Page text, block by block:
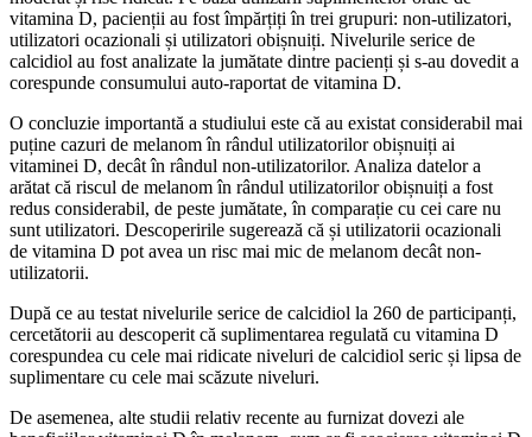
vitamina D, pacienții au fost împărțiți în trei grupuri: non-utilizatori,
utilizatori ocazionali și utilizatori obișnuiți. Nivelurile serice de
calcidiol au fost analizate la jumătate dintre pacienți și s-au dovedit a
corespunde consumului auto-raportat de vitamina D.
O concluzie importantă a studiului este că au existat considerabil mai
puține cazuri de melanom în rândul utilizatorilor obișnuiți ai
vitaminei D, decât în ​​rândul non-utilizatorilor. Analiza datelor a
arătat că riscul de melanom în rândul utilizatorilor obișnuiți a fost
redus considerabil, de peste jumătate, în comparație cu cei care nu
sunt utilizatori. Descoperirile sugerează că și utilizatorii ocazionali
de vitamina D pot avea un risc mai mic de melanom decât non-
utilizatorii.
După ce au testat nivelurile serice de calcidiol la 260 de participanți,
cercetătorii au descoperit că suplimentarea regulată cu vitamina D
corespundea cu cele mai ridicate niveluri de calcidiol seric și lipsa de
suplimentare cu cele mai scăzute niveluri.
De asemenea, alte studii relativ recente au furnizat dovezi ale